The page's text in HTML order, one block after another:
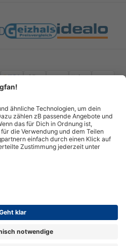
Widerruf Vertrag widerrufen
MwSt. *Kostenloser Versand innerhalb
ab 100,00 Euro.
- Alle Rechte vorbehalten. powered by